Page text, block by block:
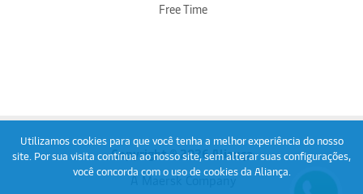
Free Time
Copyright © 2026 Aliança
A Maersk Company
Utilizamos cookies para que você tenha a melhor experiência do nosso
site. Por sua visita contínua ao nosso site, sem alterar suas configurações,
você concorda com o uso de cookies da Aliança.